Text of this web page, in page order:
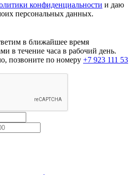
конфиденциальности и даю
персональных данных.
в ближайшее время
в течение часа в рабочий день.
позвоните по номеру +7 923 111 53